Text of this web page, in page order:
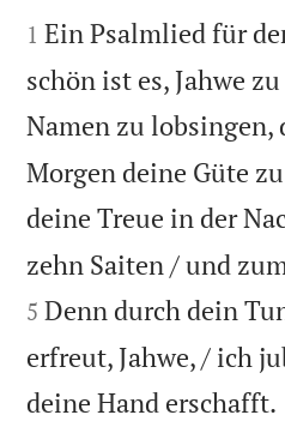


1 Ein Psalmlied für
schön ist es, Jahwe
Namen zu lobsingen,
Morgen deine Güte
deine Treue in der
zehn Saiten / und
5 Denn durch dein
erfreut, Jahwe, / ich
deine Hand erschafft.